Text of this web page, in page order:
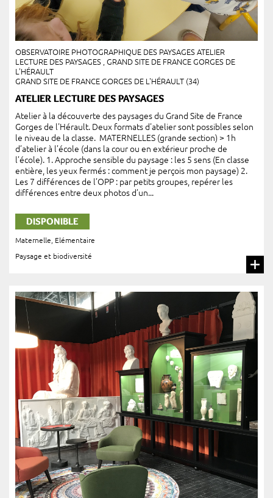
OBSERVATOIRE PHOTOGRAPHIQUE DES PAYSAGES ATELIER
LECTURE DES PAYSAGES , GRAND SITE DE FRANCE GORGES DE
L'HÉRAULT
GRAND SITE DE FRANCE GORGES DE L'HÉRAULT (34)
ATELIER LECTURE DES PAYSAGES
Atelier à la découverte des paysages du Grand Site de France
Gorges de l'Hérault. Deux formats d'atelier sont possibles selon
le niveau de la classe. MATERNELLES (grande section) > 1h
d’atelier à l’école (dans la cour ou en extérieur proche de
l’école). 1. Approche sensible du paysage : les 5 sens (En classe
entière, les yeux fermés : comment je perçois mon paysage) 2.
Les 7 différences de l’OPP : par petits groupes, repérer les
différences entre deux photos d’un...
DISPONIBLE
Maternelle
Elémentaire
Paysage et biodiversité